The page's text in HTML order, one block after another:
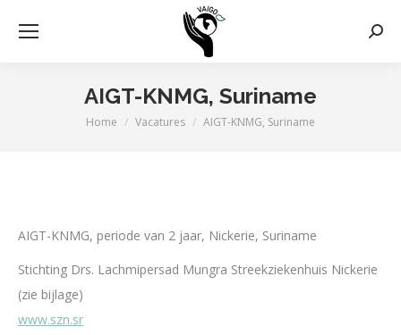
AIGT-KNMG, Suriname
Je bent hier:
Home Vacatures AIGT-KNMG, Suriname
AIGT-KNMG, periode van 2 jaar, Nickerie, Suriname
Stichting Drs. Lachmipersad Mungra Streekziekenhuis Nickerie
(zie bijlage)
www.szn.sr